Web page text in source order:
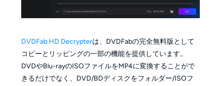
DVDFab HD Decrypterは、DVDFabの完全無料版として
コピーとリッピングの一部の機能を提供しています。
DVDやBlu-rayのISOファイルをMP4に変換することがで
きるだけでなく、DVD/BDディスクをフォルダー/ISOフ